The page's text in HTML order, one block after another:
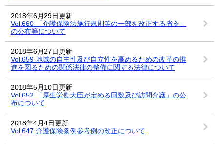
2018年6月29日更新
Vol.660 「介護保険法施行規則等の一部を改正する省令」
の公布等について
2018年6月27日更新
Vol.659 地域の自主性及び自立性を高めるための改革の推
進を図るための関係法律の整備に関する法律について
2018年5月10日更新
Vol.652 「厚生労働大臣が定める回数及び訪問介護」の公
布について
2018年4月4日更新
Vol.647 介護保険条例参考例の改正について